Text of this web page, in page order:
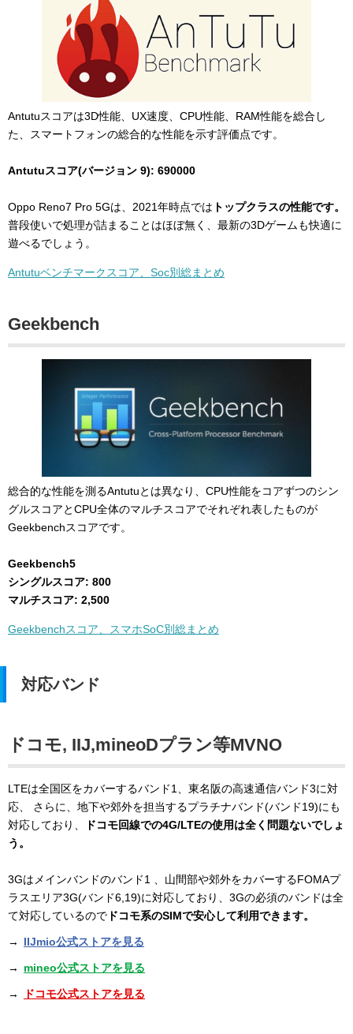
Antutuスコアは3D性能、UX速度、CPU性能、RAM性能を総合し
た、スマートフォンの総合的な性能を示す評価点です。
Antutuスコア(バージョン 9): 690000
Oppo Reno7 Pro 5Gは、2021年時点では トップクラスの性能です。
普段使いで処理が詰まることはほぼ無く、最新の3Dゲームも快適に
遊べるでしょう。
Antutuベンチマークスコア、Soc別総まとめ
Geekbench
総合的な性能を測るAntutuとは異なり、CPU性能をコアずつのシン
グルスコアとCPU全体のマルチスコアでそれぞれ表したものが
Geekbenchスコアです。
Geekbench5
シングルスコア: 800
マルチスコア: 2,500
Geekbenchスコア、スマホSoC別総まとめ
対応バンド
ドコモ, IIJ,mineoDプラン等MVNO
LTEは全国区をカバーするバンド1、東名阪の高速通信バンド3に対
応、 さらに、地下や郊外を担当するプラチナバンド(バンド19)にも
対応しており、
ドコモ回線での4G/LTEの使用は全く問題ないでしょ
う。
3Gはメインバンドのバンド1 、山間部や郊外をカバーするFOMAプ
ラスエリア3G(バンド6,19)に対応しており、3Gの必須のバンドは全
て対応しているので ドコモ系のSIMで安心して利用できます。
→ IIJmio公式ストアを見る
→ mineo公式ストアを見る
→ ドコモ公式ストアを見る